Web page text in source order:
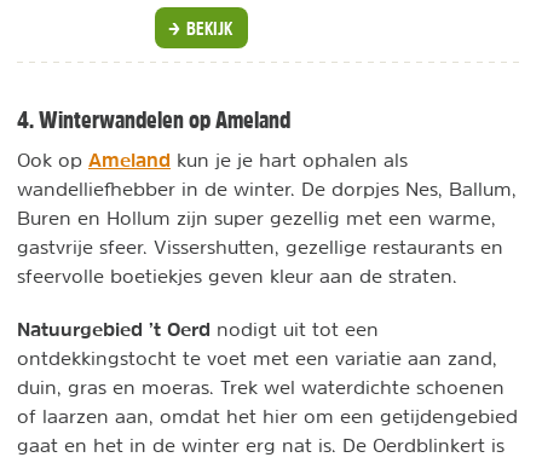
BEKIJK
4. Winterwandelen op Ameland
Ook op Ameland kun je je hart ophalen als
wandelliefhebber in de winter. De dorpjes Nes, Ballum,
Buren en Hollum zijn super gezellig met een warme,
gastvrije sfeer. Vissershutten, gezellige restaurants en
sfeervolle boetiekjes geven kleur aan de straten.
Natuurgebied ’t Oerd nodigt uit tot een
ontdekkingstocht te voet met een variatie aan zand,
duin, gras en moeras. Trek wel waterdichte schoenen
of laarzen aan, omdat het hier om een getijdengebied
gaat en het in de winter erg nat is. De Oerdblinkert is